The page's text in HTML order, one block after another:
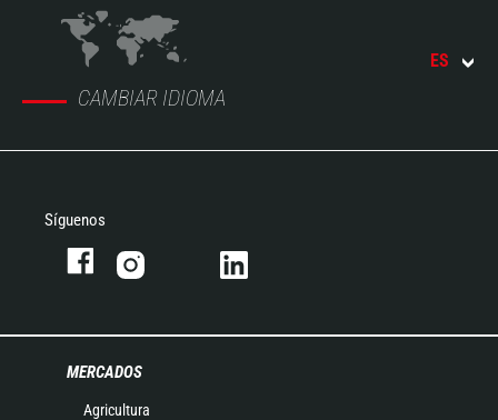
CAMBIAR IDIOMA
ES
Síguenos
MERCADOS
Agricultura